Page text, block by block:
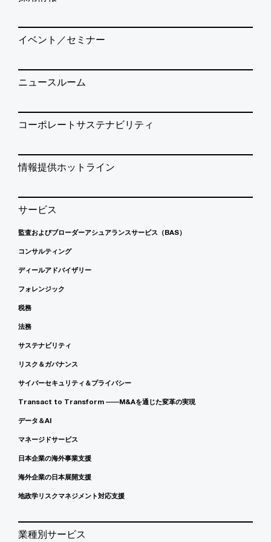
イベント／セミナー
ニュースルーム
コーポレートサステナビリティ
情報提供ホットライン
サービス
監査およびブローダーアシュアランスサービス（BAS）
コンサルティング
ディールアドバイザリー
フォレンジック
税務
法務
サステナビリティ
リスク＆ガバナンス
サイバーセキュリティ＆プライバシー
Transact to Transform ――M&Aを通じた変革の実現
データ＆AI
マネージドサービス
日本企業の海外事業支援
海外企業の日本展開支援
地政学リスクマネジメント対応支援
業種別サービス